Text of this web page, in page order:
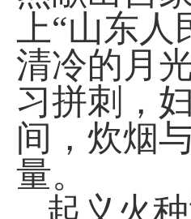
上“山东
清冷的月
习拼刺，
间，炊烟
量。
起义火